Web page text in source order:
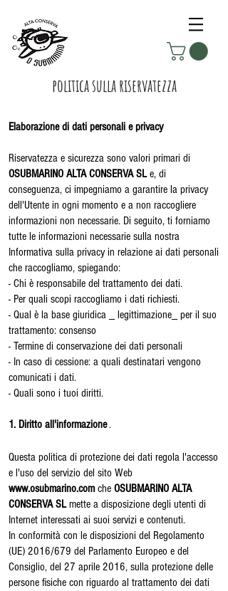
politica sulla riservatezza
Elaborazione di dati personali e privacy
Riservatezza e sicurezza sono valori primari di
OSUBMARINO ALTA CONSERVA SLe, di
conseguenza, ci impegniamo a garantire la privacy
dell'Utente in ogni momento e a non raccogliere
informazioni non necessarie. Di seguito, ti forniamo
tutte le informazioni necessarie sulla nostra
Informativa sulla privacy in relazione ai dati personali
che raccogliamo, spiegando:
- Chi è responsabile del trattamento dei dati.
- Per quali scopi raccogliamo i dati richiesti.
- Qual è la base giuridica _ legittimazione_ per il suo
trattamento: consenso
- Termine di conservazione dei dati personali
- In caso di cessione: a quali destinatari vengono
comunicati i dati.
- Quali sono i tuoi diritti.
1. Diritto all'informazione.
Questa politica di protezione dei dati regola l'accesso
e l'uso del servizio del sito Web
www.osubmarino.comche OSUBMARINO ALTA
CONSERVA SLmette a disposizione degli utenti di
Internet interessati ai suoi servizi e contenuti.
In conformità con le disposizioni del Regolamento
(UE) 2016/679 del Parlamento Europeo e del
Consiglio, del 27 aprile 2016, sulla protezione delle
persone fisiche con riguardo al trattamento dei dati